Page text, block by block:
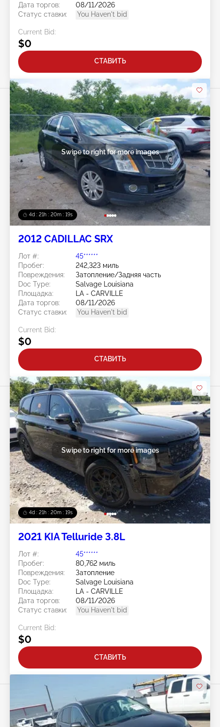
Дата торгов:
08/11/2026
Статус ставки:
You Haven't bid
Current Bid:
$0
СТАВИТЬ
4d : 21h : 20m : 15s
Swipe to right for more images
2012 CADILLAC SRX
Лот #:
45******
Пробег:
242,323 миль
Повреждения:
Затопление/Задняя часть
Doc Type:
Salvage Louisiana
Площадка:
LA - CARVILLE
Дата торгов:
08/11/2026
Статус ставки:
You Haven't bid
Current Bid:
$0
СТАВИТЬ
4d : 21h : 20m : 15s
Swipe to right for more images
2021 KIA Telluride 3.8L
Лот #:
45******
Пробег:
80,762 миль
Повреждения:
Затопление
Doc Type:
Salvage Louisiana
Площадка:
LA - CARVILLE
Дата торгов:
08/11/2026
Статус ставки:
You Haven't bid
Current Bid:
$0
СТАВИТЬ